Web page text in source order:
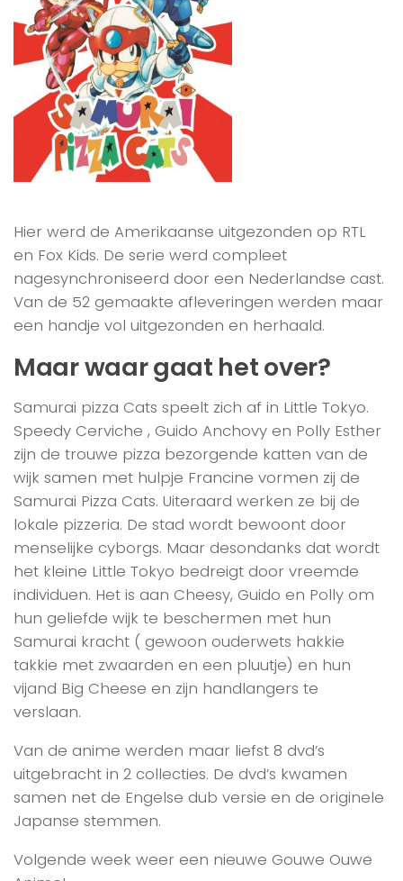
Hier werd de Amerikaanse uitgezonden op RTL
en Fox Kids. De serie werd compleet
nagesynchroniseerd door een Nederlandse cast.
Van de 52 gemaakte afleveringen werden maar
een handje vol uitgezonden en herhaald.
Maar waar gaat het over?
Samurai pizza Cats speelt zich af in Little Tokyo.
Speedy Cerviche , Guido Anchovy en Polly Esther
zijn de trouwe pizza bezorgende katten van de
wijk samen met hulpje Francine vormen zij de
Samurai Pizza Cats. Uiteraard werken ze bij de
lokale pizzeria. De stad wordt bewoont door
menselijke cyborgs. Maar desondanks dat wordt
het kleine Little Tokyo bedreigt door vreemde
individuen. Het is aan Cheesy, Guido en Polly om
hun geliefde wijk te beschermen met hun
Samurai kracht ( gewoon ouderwets hakkie
takkie met zwaarden en een pluutje) en hun
vijand Big Cheese en zijn handlangers te
verslaan.
Van de anime werden maar liefst 8 dvd’s
uitgebracht in 2 collecties. De dvd’s kwamen
samen net de Engelse dub versie en de originele
Japanse stemmen.
Volgende week weer een nieuwe Gouwe Ouwe